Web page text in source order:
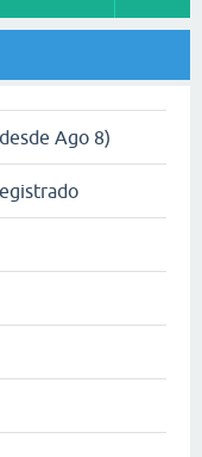
Ago 8)